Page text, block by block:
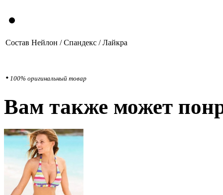
Состав Нейлон / Спандекс / Лайкра
• 100% оригинальный товар
Вам также может